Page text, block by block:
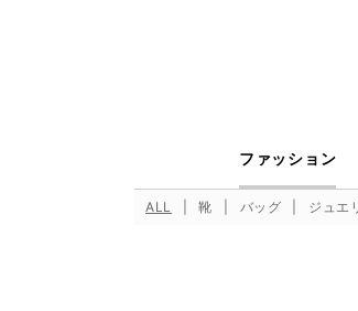
ファッション
ALL 靴 バッグ ジュエ